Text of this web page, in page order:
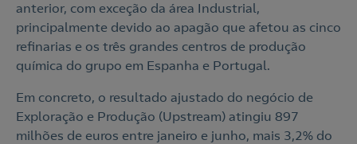
anterior, com exceção da área Industrial,
principalmente devido ao apagão que afetou as cinco
refinarias e os três grandes centros de produção
química do grupo em Espanha e Portugal.
Em concreto, o resultado ajustado do negócio de
Exploração e Produção (Upstream) atingiu 897
milhões de euros entre janeiro e junho, mais 3,2% do